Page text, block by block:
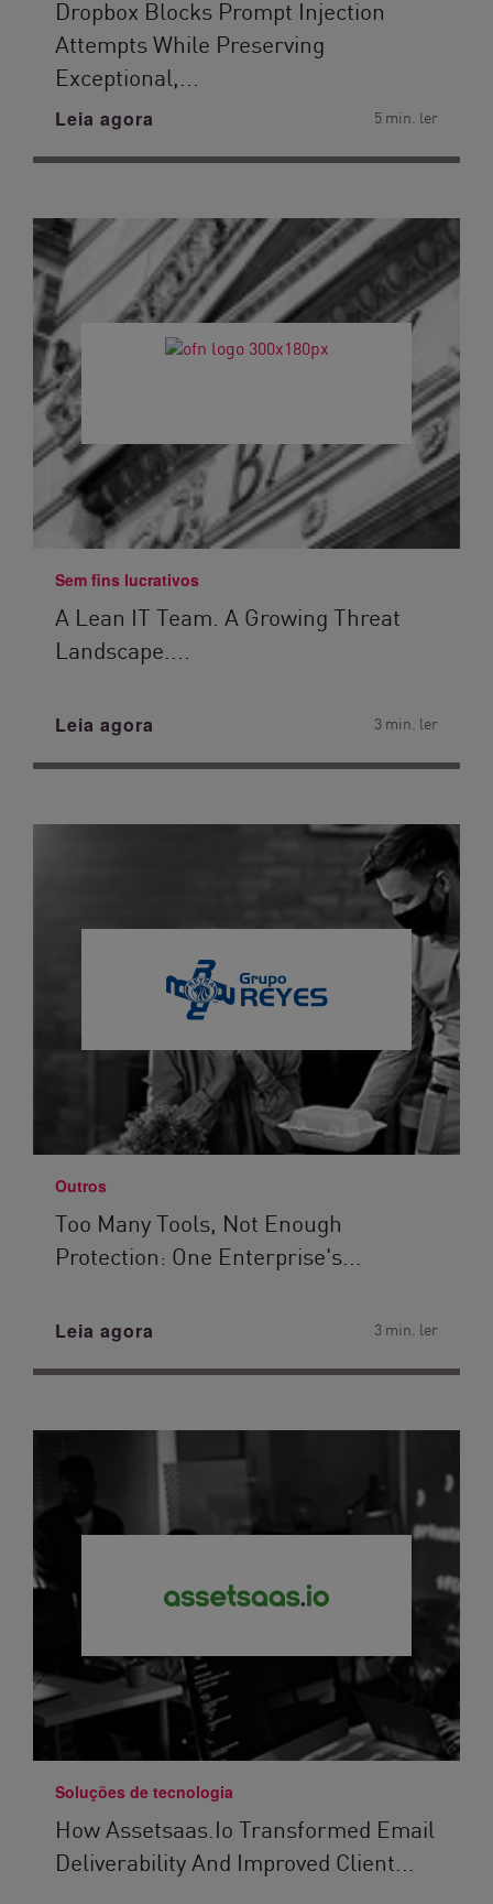
Dropbox Blocks Prompt Injection
Attempts While Preserving
Exceptional,...
Leia agora 5 min. ler
Sem fins lucrativos
A Lean IT Team. A Growing Threat
Landscape....
Leia agora 3 min. ler
Outros
Too Many Tools, Not Enough
Protection: One Enterprise's...
Leia agora 3 min. ler
Soluções de tecnologia
How Assetsaas.io Transformed Email
Deliverability And Improved Client...